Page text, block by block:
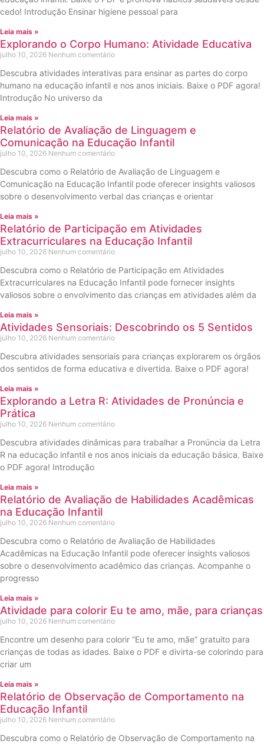
cedo! Introdução Ensinar higiene pessoal para
Leia mais »
Explorando o Corpo Humano: Atividade Educativa
julho 10, 2026 Nenhum comentário
Descubra atividades interativas para ensinar as partes do corpo
humano na educação infantil e nos anos iniciais. Baixe o PDF agora!
Introdução No universo da
Leia mais »
Relatório de Avaliação de Linguagem e
Comunicação na Educação Infantil
julho 10, 2026 Nenhum comentário
Descubra como o Relatório de Avaliação de Linguagem e
Comunicação na Educação Infantil pode oferecer insights valiosos
sobre o desenvolvimento verbal das crianças e orientar
Leia mais »
Relatório de Participação em Atividades
Extracurriculares na Educação Infantil
julho 10, 2026 Nenhum comentário
Descubra como o Relatório de Participação em Atividades
Extracurriculares na Educação Infantil pode fornecer insights
valiosos sobre o envolvimento das crianças em atividades além da
Leia mais »
Atividades Sensoriais: Descobrindo os 5 Sentidos
julho 10, 2026 Nenhum comentário
Descubra atividades sensoriais para crianças explorarem os órgãos
dos sentidos de forma educativa e divertida. Baixe o PDF agora!
Leia mais »
Explorando a Letra R: Atividades de Pronúncia e
Prática
julho 10, 2026 Nenhum comentário
Descubra atividades dinâmicas para trabalhar a Pronúncia da Letra
R na educação infantil e nos anos iniciais da educação básica. Baixe
o PDF agora! Introdução
Leia mais »
Relatório de Avaliação de Habilidades Acadêmicas
na Educação Infantil
julho 10, 2026 Nenhum comentário
Descubra como o Relatório de Avaliação de Habilidades
Acadêmicas na Educação Infantil pode oferecer insights valiosos
sobre o desenvolvimento acadêmico das crianças. Acompanhe o
progresso
Leia mais »
Atividade para colorir Eu te amo, mãe, para crianças
julho 10, 2026 Nenhum comentário
Encontre um desenho para colorir “Eu te amo, mãe” gratuito para
crianças de todas as idades. Baixe o PDF e divirta-se colorindo para
criar um
Leia mais »
Relatório de Observação de Comportamento na
Educação Infantil
julho 10, 2026 Nenhum comentário
Descubra como o Relatório de Observação de Comportamento na